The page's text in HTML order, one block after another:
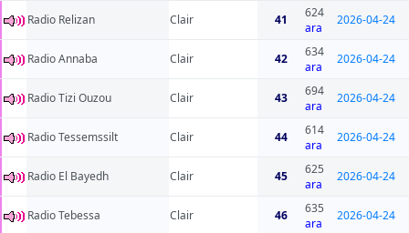
Radio Relizan Clair 41
624
ara
2026-04-24
Radio Annaba Clair 42
634
ara
2026-04-24
Radio Tizi Ouzou Clair 43
694
ara
2026-04-24
Radio Tessemssilt Clair 44
614
ara
2026-04-24
Radio El Bayedh Clair 45
625
ara
2026-04-24
Radio Tebessa Clair 46
635
ara
2026-04-24